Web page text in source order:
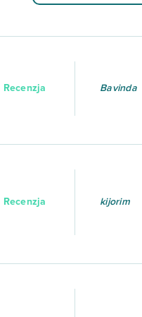
Recenzja Bavinda
Recenzja kijorim